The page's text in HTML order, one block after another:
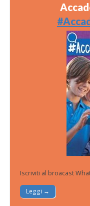
Iscriviti al broacast
Leggi →